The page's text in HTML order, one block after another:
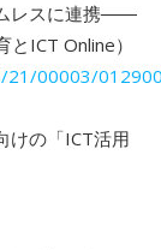
レスに連携――
ICT Online）
21/00003/
けの「ICT活用